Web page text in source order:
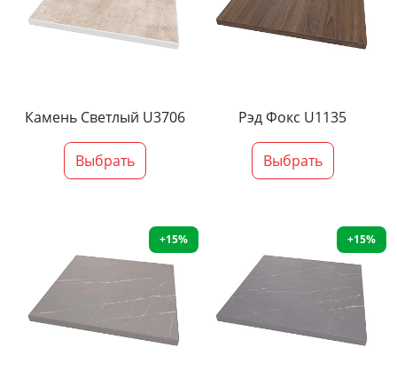
Камень Светлый U3706
Выбрать
Рэд Фокс U1135
Выбрать
+15% +15%